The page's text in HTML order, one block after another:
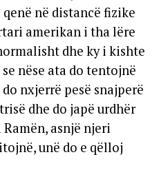
në distancë fizike
amerikan i tha lëre
dhe ky i kishte
nëse ata do tentojnë
nxjerrë pesë snajperë
dhe do japë urdhër
asnjë njeri
unë do e qëlloj